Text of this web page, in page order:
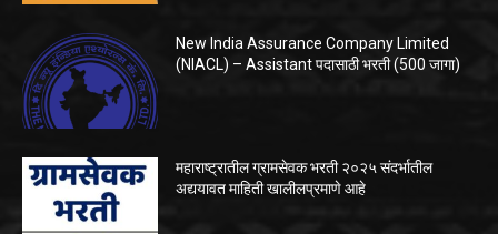
New India Assurance Company Limited
(NIACL) – Assistant पदासाठी भरती (500 जागा)
महाराष्ट्रातील ग्रामसेवक भरती २०२५ संदर्भातील
अद्ययावत माहिती खालीलप्रमाणे आहे